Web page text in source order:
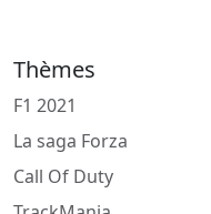
Thèmes
F1 2021
La saga Forza
Call Of Duty